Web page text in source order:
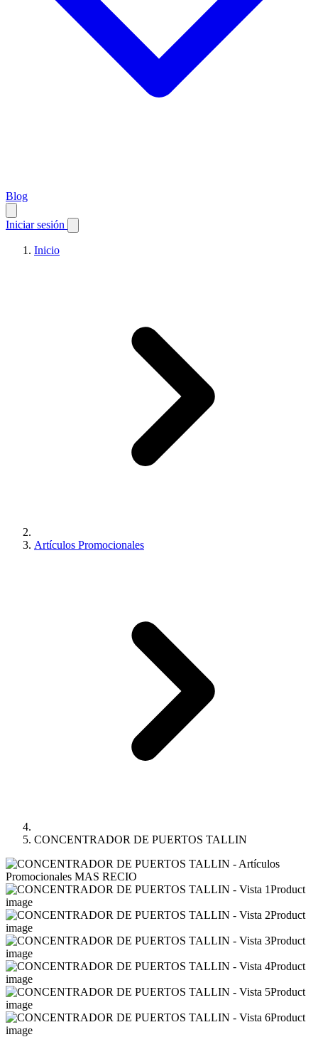
Blog
Iniciar sesión
Inicio
Artículos Promocionales
CONCENTRADOR DE PUERTOS TALLIN
Product
image
Product
image
Product
image
Product
image
Product
image
Product
image